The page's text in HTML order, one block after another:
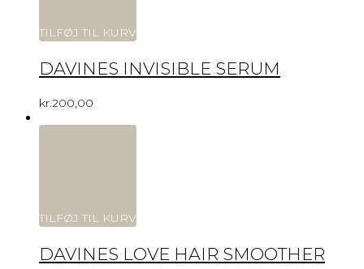
TILFØJ TIL KURV
DAVINES INVISIBLE SERUM
kr.200,00
TILFØJ TIL KURV
DAVINES LOVE HAIR SMOOTHER